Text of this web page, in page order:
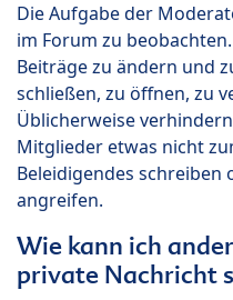
Die Aufgabe der
im Forum zu
Beiträge zu ändern und
schließen, zu öffnen, zu
Üblicherweise
Mitglieder etwas nicht
Beleidigendes
angreifen.
Wie kann ich
private Nachricht